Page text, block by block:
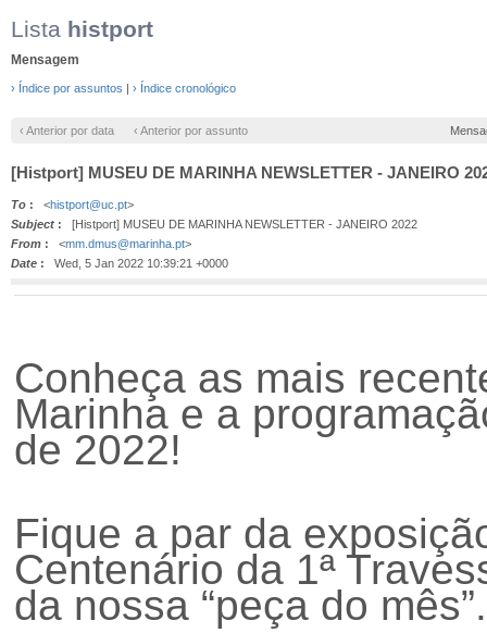
Lista histport
Mensagem
› Índice por assuntos | › Índice cronológico
‹ Anterior por data ‹ Anterior por assunto
[Histport] MUSEU DE MARINHA NEWSLETTER - JANEIRO
To : <histport@uc.pt>
Subject : [Histport] MUSEU DE MARINHA NEWSLETTER - JANEIRO 2022
From : <mm.dmus@marinha.pt>
Date : Wed, 5 Jan 2022 10:39:21 +0000
Conheça as mais
Marinha e a
de 2022!
Fique a par da
Centenário da 1ª
da nossa “peça do mês”.